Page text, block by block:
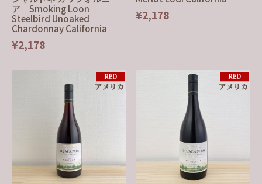
ア Smoking Loon
Steelbird Unoaked
Chardonnay California
¥2,178
¥2,178